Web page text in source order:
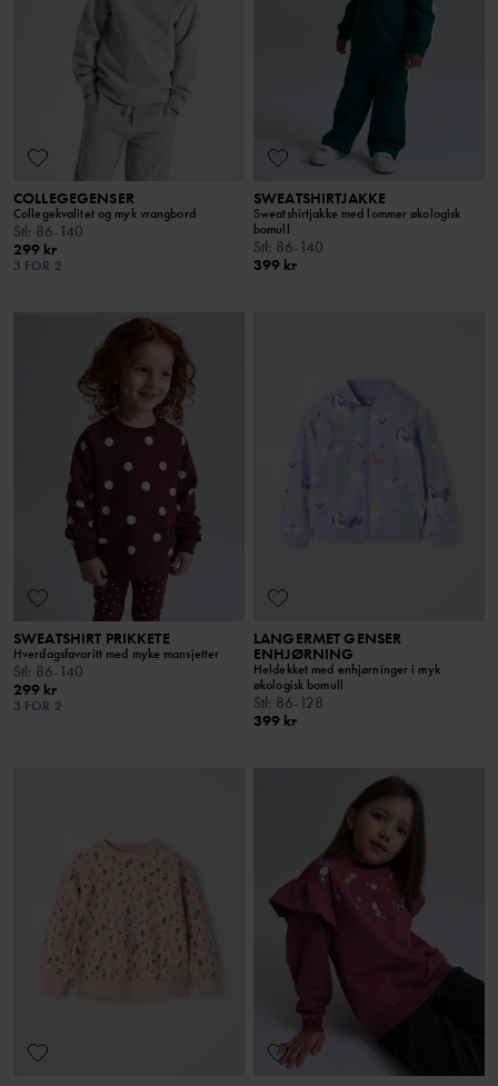
COLLEGEGENSER
Collegekvalitet og myk vrangbord
Stl : 86-140
299 kr
3 FOR 2
SWEATSHIRTJAKKE
Sweatshirtjakke med lommer økologisk
bomull
Stl : 86-140
399 kr
SWEATSHIRT PRIKKETE
Hverdagsfavoritt med myke mansjetter
Stl: 86-140
299 kr
3 FOR 2
LANGERMET GENSER
ENHJØRNING
Heldekket med enhjørninger i myk
økologisk bomull
Stl: 86-128
399 kr